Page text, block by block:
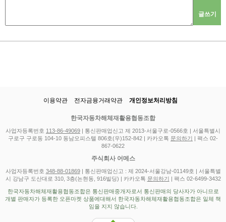
글쓰기
이용약관 전자금융거래약관 개인정보처리방침
한국자동차해체재활용협동조합
사업자등록번호 113-86-49069 | 통신판매업신고 제 2013-서울구로-0566호 | 서울특별시
구로구 구로동 104-10 동남오피스텔 806호(우)152-842 | 카카오톡 문의하기 | 팩스 02-
867-0622
주식회사 어메스
사업자등록번호 348-88-01869| 통신판매업신고 : 제 2024-서울강남-01149호 | 서울특별
시 강남구 도산대로 310, 3층(논현동, 916빌딩) | 카카오톡 문의하기 | 팩스 02-6499-3432
한국자동차해체재활용협동조합은 통신판매중개자로서 통신판매의 당사자가 아니므로
개별 판매자가 등록한 오픈마켓 상품에대해서 한국자동차해체재활용협동조합은 일체 책
임을 지지 않습니다.